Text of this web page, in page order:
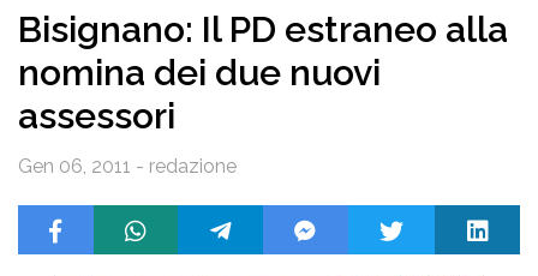
Bisignano: Il PD estraneo alla
nomina dei due nuovi
assessori
Gen 06, 2011 - redazione